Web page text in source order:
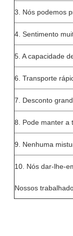
3. Nós podemos
4. Sentimento
5. A capacidade
6. Transporte
7. Desconto
8. Pode manter a
9. Nenhuma
10. Nós dar-lhe-
Nossos